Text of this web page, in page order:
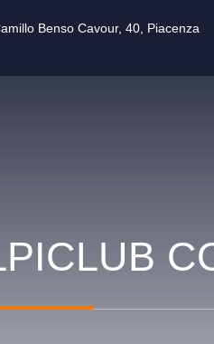
Benso Cavour, 40, Piacenza